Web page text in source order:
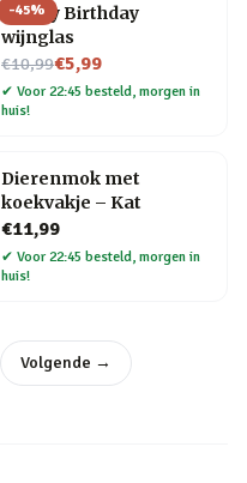
-45%
Happy Birthday
wijnglas
€10,99
Nu voor€5,99
✔ Voor 22:45 besteld, morgen in
huis!
Dierenmok met
koekvakje – Kat
€11,99
✔ Voor 22:45 besteld, morgen in
huis!
Volgende →